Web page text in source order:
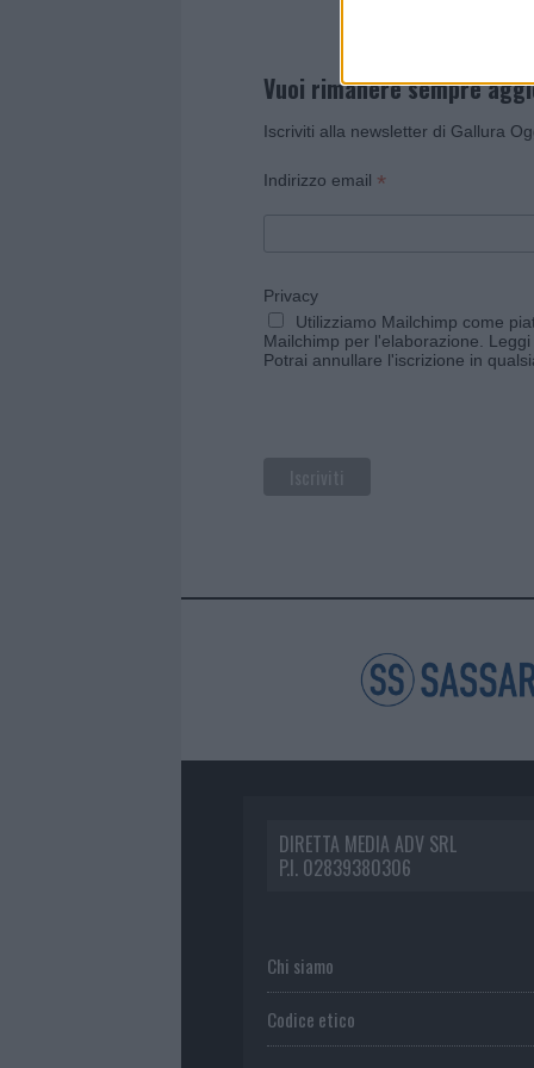
Vuoi rimanere sempre
Iscriviti alla newsletter di Gallura
Indirizzo email *
Privacy
Utilizziamo Mailchimp come
Mailchimp per l'elaborazione.
Potrai annullare l'iscrizione in
DIRETTA MEDIA ADV SRL
P.I. 02839380306
Chi siamo
Codice etico